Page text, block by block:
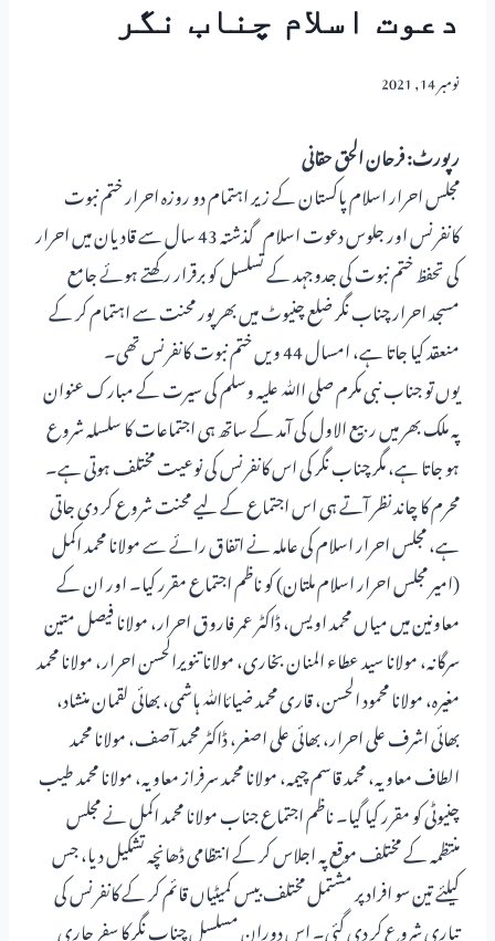
دعوت اسلام چناب نگر
نومبر 14, 2021
رپورٹ: فرحان الحق حقانی
مجلس احرار اسلام پاکستان کے زیر اہتمام دو روزہ احرار ختم نبوت
کانفرنس اور جلوس دعوت اسلام گذشتہ 43 سال سے قادیان میں احرار
کی تحفظ ختم نبوت کی جدوجہد کے تسلسل کو برقرار رکھتے ہوئے جامع
مسجد احرار چناب نگر ضلع چنیوٹ میں بھرپور محنت سے اہتمام کر کے
منعقد کیا جاتا ہے، امسال 44 ویں ختم نبوت کانفرنس تھی۔
یوں تو جناب نبی مکرم صلی اﷲ علیہ وسلم کی سیرت کے مبارک عنوان
پہ ملک بھر میں ربیع الاول کی آمد کے ساتھ ہی اجتماعات کا سلسلہ شروع
ہو جاتا ہے، مگر چناب نگر کی اس کانفرنس کی نوعیت مختلف ہوتی ہے۔
محرم کا چاند نظر آتے ہی اس اجتماع کے لیے محنت شروع کر دی جاتی
ہے، مجلس احرار اسلام کی عاملہ نے اتفاق رائے سے مولانا محمد اکمل
(امیر مجلس احرار اسلام ملتان) کو ناظم اجتماع مقرر کیا۔ اور ان کے
معاونین میں میاں محمد اویس، ڈاکٹر عمر فاروق احرار، مولانا فیصل متین
سرگانہ، مولانا سید عطاء المنان بخاری، مولانا تنویرالحسن احرار، مولانا محمد
مغیرہ، مولانا محمود الحسن، قاری محمد ضیائاﷲ ہاشمی، بھائی لقمان منشاد،
بھائی اشرف علی احرار، بھائی علی اصغر، ڈاکٹر محمد آصف، مولانا محمد
الطاف معاویہ، محمد قاسم چیمہ، مولانا محمد سرفراز معاویہ، مولانا محمد طیب
چنیوٹی کو مقرر کیا گیا۔ ناظم اجتماع جناب مولانا محمد اکمل نے مجلس
منتظمہ کے مختلف موقع پہ اجلاس کر کے انتظامی ڈھانچہ تشکیل دیا، جس
کیلئے تین سو افراد پر مشتمل مختلف بیس کمیٹیاں قائم کر کے کانفرنس کی
تیاری شروع کر دی گئی۔ اس دوران مسلسل چناب نگر کا سفر جاری